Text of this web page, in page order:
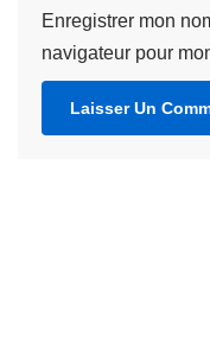
Enregistrer mon
navigateur pour